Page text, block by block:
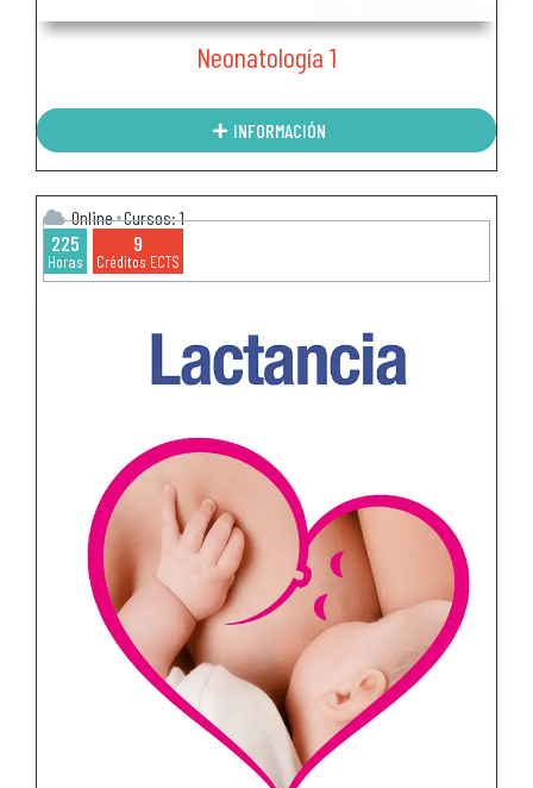
Neonatología 1
INFORMACIÓN
Online Cursos: 1
225
Horas
9
Créditos ECTS